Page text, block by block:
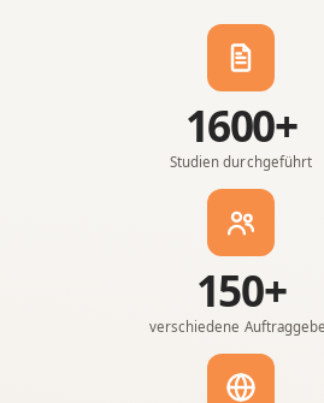
1600+
Studien durchgeführt
150+
verschiedene